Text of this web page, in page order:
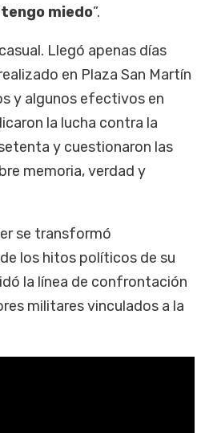
miedo”.
Llegó apenas días
en Plaza San Martín
y algunos efectivos en
la lucha contra la
y cuestionaron las
memoria, verdad y
se transformó
los hitos políticos de su
la línea de confrontación
militares vinculados a la